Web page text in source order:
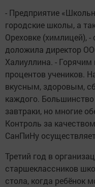
- Предприятие
городские школы, а
Ореховке (химлицей),
доложила директор
Халиуллина. -
процентов учеников.
вкусным, здоровым,
каждого.
завтраки, но многие
Контроль за
СанПиНу
Третий год в
старшеклассников
стола, когда ребёнок